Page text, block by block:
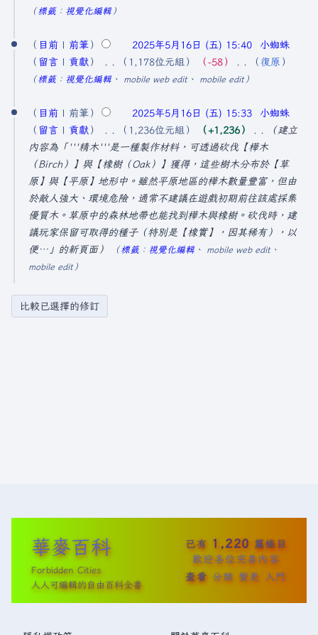
1
星
要
無
輯
摘
要
標籤： 視覺化編輯
目前 前筆 2025年5月16日 (五) 15:40
小蜘蛛
留言
貢獻 1,178位元組
−58
無
輯
摘
要
復原
標籤： 視覺化編輯 mobile web edit mobile edit
目前 前筆 2025年5月16日 (五) 15:33
小蜘蛛
留言
貢獻 1,236位元組 +1,236
建立
內容為「'''精木'''是一種製作材料，可透過砍伐【樺木
（Birch）】與【橡樹（Oak）】獲得，這些樹木分布於【草
原】與【平原】地形中。雖然平原地區的樺木數量豐富，但由
於敵人強大、環境危險，通常不建議在遊戲初期前往該處採集
優質木。草原中的森林地帶也能找到樺木與橡樹。砍伐時，建
議玩家保留可取得的種子（特別是【橡實】，因其稀有），以
便…」的新頁面
標籤： 視覺化編輯
mobile web edit
mobile edit
華麥百科
Forbidden Cities
人人可編輯的自由百科全書
已有 1,220 篇條目
歡迎各位完善內容
查看 分類 變更 入門